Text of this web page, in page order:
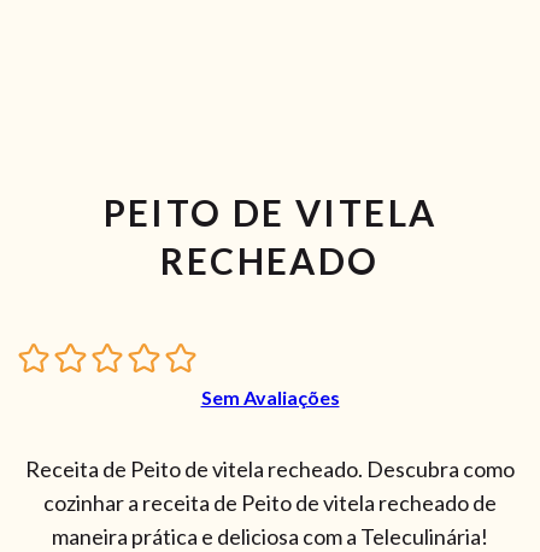
PEITO DE VITELA
RECHEADO
Sem Avaliações
Receita de Peito de vitela recheado. Descubra como
cozinhar a receita de Peito de vitela recheado de
maneira prática e deliciosa com a Teleculinária!